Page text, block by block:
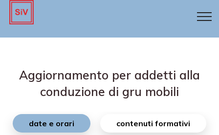
Aggiornamento per addetti alla
conduzione di gru mobili
date e orari contenuti formativi